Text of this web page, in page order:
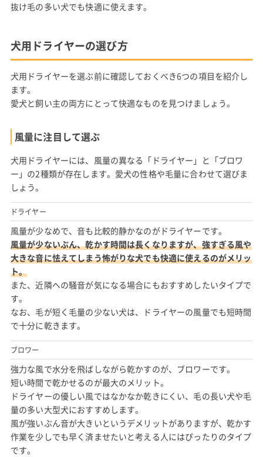
抜け毛の多い犬でも快適に使えます。
犬用ドライヤーの選び方
犬用ドライヤーを選ぶ前に確認しておくべき6つの項目を紹介し
ます。
愛犬と飼い主の両方にとって快適なものを見つけましょう。
風量に注目して選ぶ
犬用ドライヤーには、風量の異なる「ドライヤー」と「ブロワ
ー」の2種類が存在します。愛犬の性格や毛量に合わせて選びま
しょう。
ドライヤー
風量が少なめで、音も比較的静かなのがドライヤーです。
風量が少ないぶん、乾かす時間は長くなりますが、強すぎる風や
大きな音に怯えてしまう怖がりな犬でも快適に使えるのがメリッ
ト。
また、近隣への騒音が気になる場合にもおすすめしたいタイプで
す。
なお、毛が短く毛量の少ない犬は、ドライヤーの風量でも短時間
で十分に乾きます。
ブロワー
強力な風で水分を飛ばしながら乾かすのが、ブロワーです。
短い時間で乾かせるのが最大のメリット。
ドライヤーの優しい風ではなかなか乾きにくい、毛の長い犬や毛
量の多い大型犬におすすめします。
風が強いぶん音が大きいというデメリットがありますが、乾かす
作業を少しでも早く済ませたいと考える人にはぴったりのタイプ
です。